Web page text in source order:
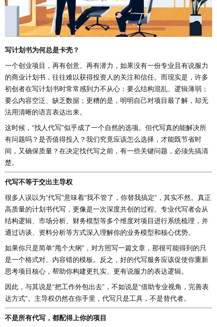
写计划书为何总是卡壳？
一个创业项目，再有创意、再有潜力，如果没有一份专业且有说服力
的商业计划书，往往难以获得投资人的关注和信任。而现实是，许多
初创者在写计划书时常常感到力不从心：要么结构混乱、逻辑薄弱；
要么内容空泛、缺乏数据；更糟的是，明明自己对项目最了解，却无
法用清晰的语言表达出来。
这时候，“找人代写”似乎成了一个自然的选项。但代写真的能解决所
有问题吗？是否值得投入？我们究竟应该怎么选择，才能既节省时
间，又确保质量？在决定找代写之前，有一些关键问题，必须先搞清
楚。
代写不等于交出主导权
很多人误以为“代写”意味着“我不管了，你替我搞定”，其实不然。真正
高质量的计划书代写，更像是一次深度共创的过程。专业代写者会从
结构逻辑、市场分析、财务模型等多个维度对项目进行系统梳理，并
通过访谈、资料分析等方式深入理解你的业务模型和核心优势。
如果你只是简单“甩个大纲”，对方照写一篇文章，那很可能得到的只
是一个格式对、内容错的模板。反之，好的代写服务应该促使你重新
思考项目核心，帮助你构建更扎实、更有说服力的表达逻辑。
因此，与其说是“把工作外包出去”，不如说是“借助专业视角，完善表
达方式”。主导权仍然在你手里，代写只是工具，不是替代者。
不是所有代写，都配得上你的项目